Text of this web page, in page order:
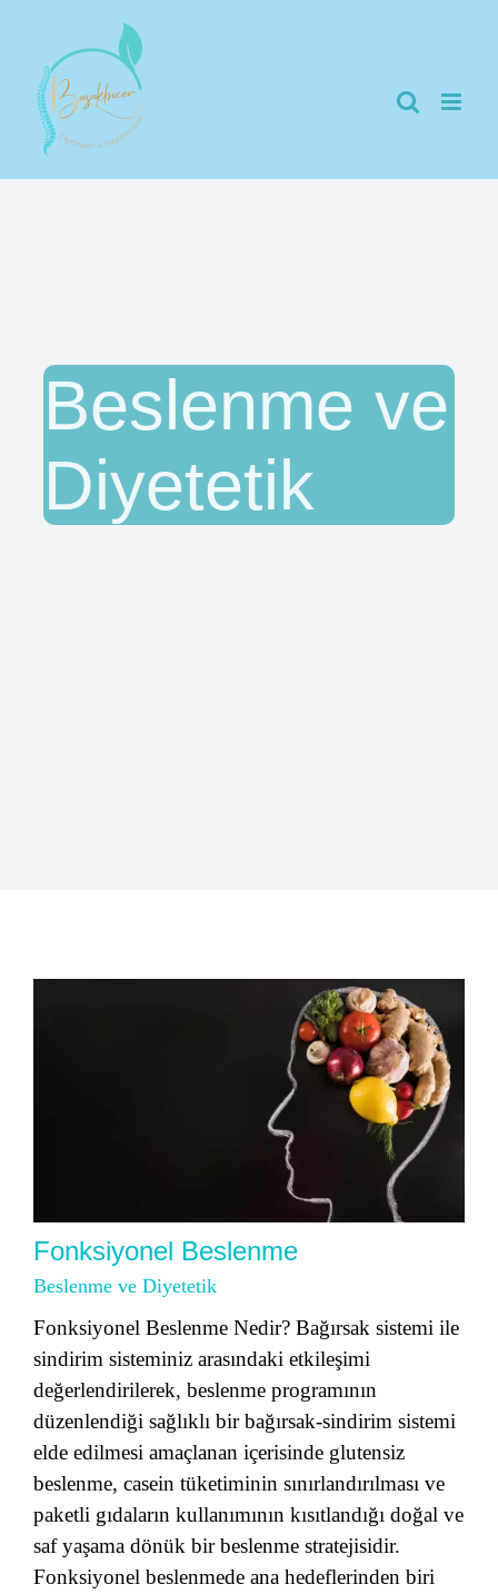
content
Beslenme ve
Diyetetik
Fonksiyonel Beslenme
Beslenme ve Diyetetik
Fonksiyonel Beslenme Nedir? Bağırsak sistemi ile
sindirim sisteminiz arasındaki etkileşimi
değerlendirilerek, beslenme programının
düzenlendiği sağlıklı bir bağırsak-sindirim sistemi
elde edilmesi amaçlanan içerisinde glutensiz
beslenme, casein tüketiminin sınırlandırılması ve
paketli gıdaların kullanımının kısıtlandığı doğal ve
saf yaşama dönük bir beslenme stratejisidir.
Fonksiyonel beslenmede ana hedeflerinden biri